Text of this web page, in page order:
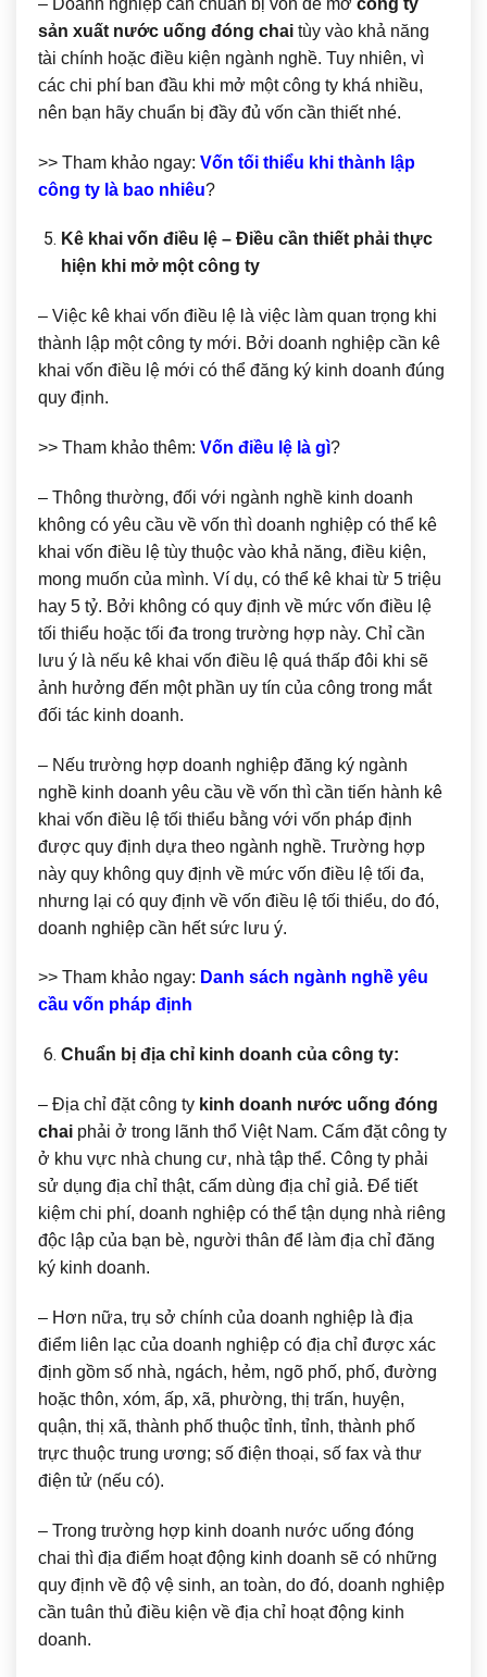
sản xuất nước uống đóng chai tùy vào khả năng
tài chính hoặc điều kiện ngành nghề. Tuy nhiên, vì
các chi phí ban đầu khi mở một công ty khá nhiều,
nên bạn hãy chuẩn bị đầy đủ vốn cần thiết nhé.
>> Tham khảo ngay: Vốn tối thiểu khi thành lập
công ty là bao nhiêu?
Kê khai vốn điều lệ – Điều cần thiết phải thực
hiện khi mở một công ty
– Việc kê khai vốn điều lệ là việc làm quan trọng khi
thành lập một công ty mới. Bởi doanh nghiệp cần kê
khai vốn điều lệ mới có thể đăng ký kinh doanh đúng
quy định.
>> Tham khảo thêm: Vốn điều lệ là gì?
– Thông thường, đối với ngành nghề kinh doanh
không có yêu cầu về vốn thì doanh nghiệp có thể kê
khai vốn điều lệ tùy thuộc vào khả năng, điều kiện,
mong muốn của mình. Ví dụ, có thể kê khai từ 5 triệu
hay 5 tỷ. Bởi không có quy định về mức vốn điều lệ
tối thiểu hoặc tối đa trong trường hợp này. Chỉ cần
lưu ý là nếu kê khai vốn điều lệ quá thấp đôi khi sẽ
ảnh hưởng đến một phần uy tín của công trong mắt
đối tác kinh doanh.
– Nếu trường hợp doanh nghiệp đăng ký ngành
nghề kinh doanh yêu cầu về vốn thì cần tiến hành kê
khai vốn điều lệ tối thiểu bằng với vốn pháp định
được quy định dựa theo ngành nghề. Trường hợp
này quy không quy định về mức vốn điều lệ tối đa,
nhưng lại có quy định về vốn điều lệ tối thiểu, do đó,
doanh nghiệp cần hết sức lưu ý.
>> Tham khảo ngay: Danh sách ngành nghề yêu
cầu vốn pháp định
Chuẩn bị địa chỉ kinh doanh của công ty:
– Địa chỉ đặt công ty kinh doanh nước uống đóng
chai phải ở trong lãnh thổ Việt Nam. Cấm đặt công ty
ở khu vực nhà chung cư, nhà tập thể. Công ty phải
sử dụng địa chỉ thật, cấm dùng địa chỉ giả. Để tiết
kiệm chi phí, doanh nghiệp có thể tận dụng nhà riêng
độc lập của bạn bè, người thân để làm địa chỉ đăng
ký kinh doanh.
– Hơn nữa, trụ sở chính của doanh nghiệp là địa
điểm liên lạc của doanh nghiệp có địa chỉ được xác
định gồm số nhà, ngách, hẻm, ngõ phố, phố, đường
hoặc thôn, xóm, ấp, xã, phường, thị trấn, huyện,
quận, thị xã, thành phố thuộc tỉnh, tỉnh, thành phố
trực thuộc trung ương; số điện thoại, số fax và thư
điện tử (nếu có).
– Trong trường hợp kinh doanh nước uống đóng
chai thì địa điểm hoạt động kinh doanh sẽ có những
quy định về độ vệ sinh, an toàn, do đó, doanh nghiệp
cần tuân thủ điều kiện về địa chỉ hoạt động kinh
doanh.